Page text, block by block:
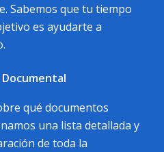
Sabemos que tu tiempo
es ayudarte a
qué documentos
una lista detallada y
de toda la